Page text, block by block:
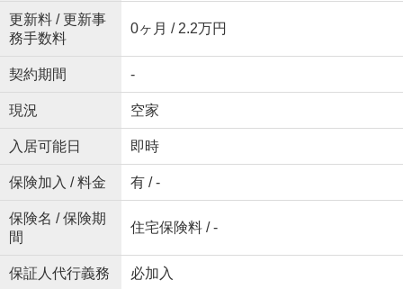
更新料 / 更新事
務手数料
0ヶ月 / 2.2万円
契約期間 -
現況 空家
入居可能日 即時
保険加入 / 料金 有 / -
保険名 / 保険期
間
住宅保険料 / -
保証人代行義務 必加入